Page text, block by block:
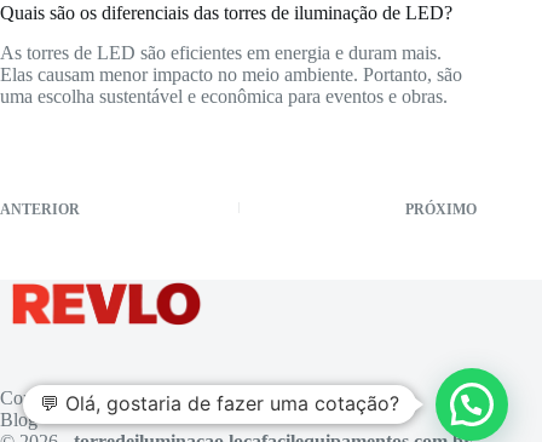
Quais são os diferenciais das torres de iluminação de LED?
As torres de LED são eficientes em energia e duram mais.
Elas causam menor impacto no meio ambiente. Portanto, são
uma escolha sustentável e econômica para eventos e obras.
ANTERIOR PRÓXIMO
Contato
Blog
💬 Olá, gostaria de fazer uma cotação?